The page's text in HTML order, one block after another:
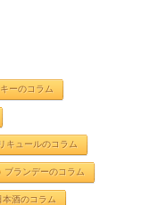
ーのコラム
キュールのコラム
ブランデーのコラム
本酒のコラム